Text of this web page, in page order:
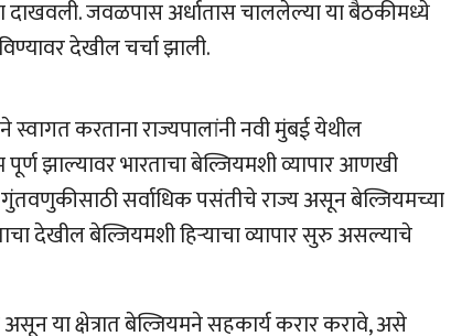
दाखवली. जवळपास अर्धातास चाललेल्या या बैठकीमध्ये
देखील चर्चा झाली.
स्वागत करताना राज्यपालांनी नवी मुंबई येथील
झाल्यावर भारताचा बेल्जियमशी व्यापार आणखी
गुंतवणुकीसाठी सर्वाधिक पसंतीचे राज्य असून बेल्जियमच्या
देखील बेल्जियमशी हिऱ्याचा व्यापार सुरु असल्याचे
या क्षेत्रात बेल्जियमने सहकार्य करार करावे, असे